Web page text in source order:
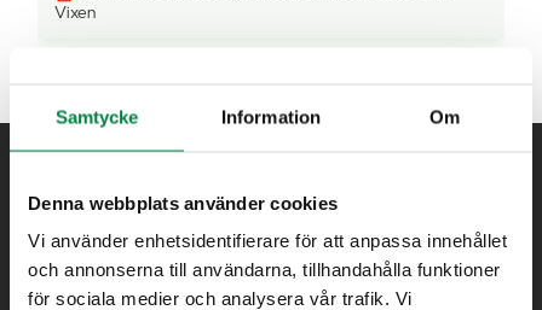
Samtycke Information Om
Denna webbplats använder cookies
Vi använder enhetsidentifierare för att anpassa innehållet
och annonserna till användarna, tillhandahålla funktioner
för sociala medier och analysera vår trafik. Vi
Vixen